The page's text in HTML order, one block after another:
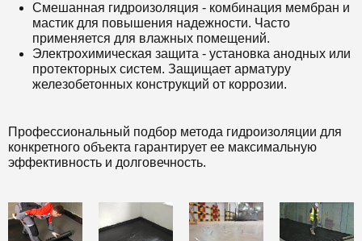
Смешанная гидроизоляция - комбинация мембран и
мастик для повышения надежности. Часто
применяется для влажных помещений.
Электрохимическая защита - установка анодных или
протекторных систем. Защищает арматуру
железобетонных конструкций от коррозии.
Профессиональный подбор метода гидроизоляции для
конкретного объекта гарантирует ее максимальную
эффективность и долговечность.